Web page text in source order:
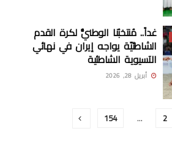
غداً.. مُنتخبُنا الوطنيُّ لكرة القدم
الشاطئيّة يواجه إيران في نهائي
الآسيوية الشاطئية
أبريل 28, 2026
2
…
154